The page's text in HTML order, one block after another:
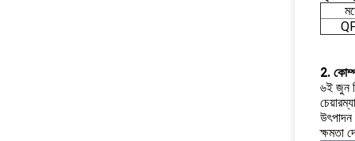
2.
৬ই জুন
উৎপাদন
ক্ষমতা